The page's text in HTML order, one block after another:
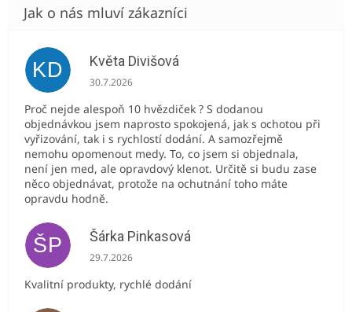
KD Květa Divišová
Hodnocení obchodu je 5 z 5 hvězdiček.
30.7.2026
Proč nejde alespoň 10 hvězdiček ? S dodanou
objednávkou jsem naprosto spokojená, jak s ochotou při
vyřizování, tak i s rychlostí dodání. A samozřejmě
nemohu opomenout medy. To, co jsem si objednala,
není jen med, ale opravdový klenot. Určitě si budu zase
něco objednávat, protože na ochutnání toho máte
opravdu hodně.
ŠP Šárka Pinkasová
Hodnocení obchodu je 5 z 5 hvězdiček.
29.7.2026
Kvalitní produkty, rychlé dodání